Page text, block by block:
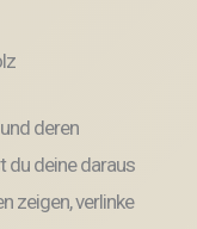
deren
du deine daraus
zeigen, verlinke